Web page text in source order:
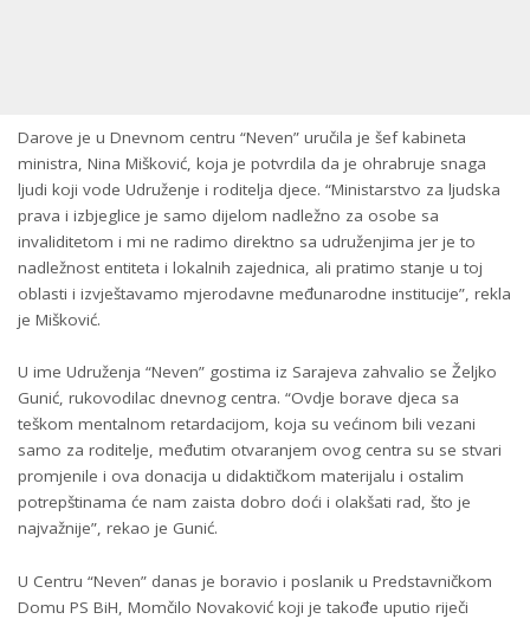
Darove je u Dnevnom centru “Neven” uručila je šef kabineta
ministra, Nina Mišković, koja je potvrdila da je ohrabruje snaga
ljudi koji vode Udruženje i roditelja djece. “Ministarstvo za ljudska
prava i izbjeglice je samo dijelom nadležno za osobe sa
invaliditetom i mi ne radimo direktno sa udruženjima jer je to
nadležnost entiteta i lokalnih zajednica, ali pratimo stanje u toj
oblasti i izvještavamo mjerodavne međunarodne institucije”, rekla
je Mišković.
U ime Udruženja “Neven” gostima iz Sarajeva zahvalio se Željko
Gunić, rukovodilac dnevnog centra. “Ovdje borave djeca sa
teškom mentalnom retardacijom, koja su većinom bili vezani
samo za roditelje, međutim otvaranjem ovog centra su se stvari
promjenile i ova donacija u didaktičkom materijalu i ostalim
potrepštinama će nam zaista dobro doći i olakšati rad, što je
najvažnije”, rekao je Gunić.
U Centru “Neven” danas je boravio i poslanik u Predstavničkom
Domu PS BiH, Momčilo Novaković koji je takođe uputio riječi